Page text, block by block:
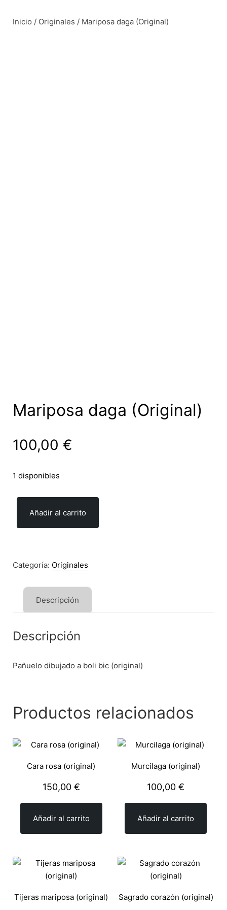
Inicio / Originales / Mariposa daga (Original)
Mariposa daga (Original)
100,00 €
1 disponibles
Mariposa
daga
Añadir al carrito
Categoría: Originales
Descripción
Descripción
Pañuelo dibujado a boli bic (original)
Productos relacionados
Cara rosa (original)
150,00 €
Añadir al carrito
Murcilaga (original)
100,00€
Añadir al carrito
Tijeras mariposa (original) Sagrado corazón (original)